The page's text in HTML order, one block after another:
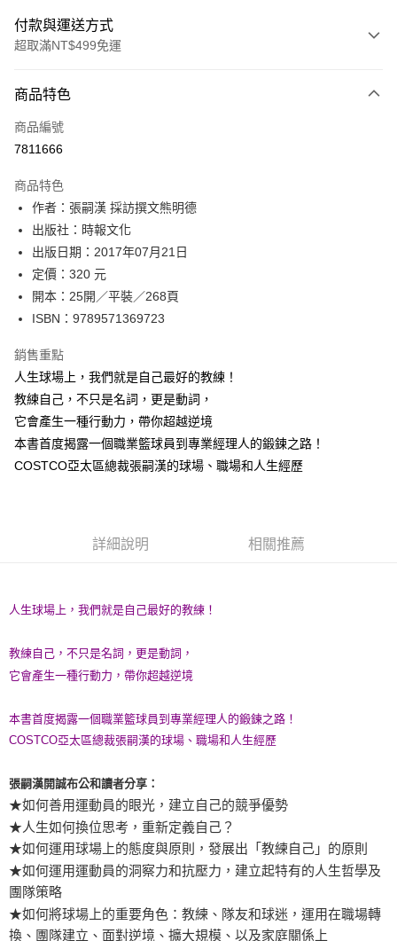
付款與運送方式
超取滿NT$499免運
信用卡一次付款
ATM付款
運送方式
付款後全家取貨
每筆NT$60，滿NT$499(含以上)免運費
付款後7-11取貨
每筆NT$60，滿NT$499(含以上)免運費
宅配
每筆NT$100，滿NT$499(含以上)免運費
商品特色
商品編號
7811666
商品特色
作者：張嗣漢 採訪撰文熊明德
出版社：時報文化
出版日期：2017年07月21日
定價：320 元
開本：25開／平裝／268頁
ISBN：9789571369723
銷售重點
人生球場上，我們就是自己最好的教練！
教練自己，不只是名詞，更是動詞，
它會產生一種行動力，帶你超越逆境
本書首度揭露一個職業籃球員到專業經理人的鍛鍊之路！
COSTCO亞太區總裁張嗣漢的球場、職場和人生經歷
詳細說明 相關推薦
人生球場上，我們就是自己最好的教練！
教練自己，不只是名詞，更是動詞，
它會產生一種行動力，帶你超越逆境
本書首度揭露一個職業籃球員到專業經理人的鍛鍊之路！
COSTCO亞太區總裁張嗣漢的球場、職場和人生經歷
張嗣漢開誠布公和讀者分享：
★如何善用運動員的眼光，建立自己的競爭優勢
★人生如何換位思考，重新定義自己？
★如何運用球場上的態度與原則，發展出「教練自己」的原則
★如何運用運動員的洞察力和抗壓力，建立起特有的人生哲學及
團隊策略
★如何將球場上的重要角色：教練、隊友和球迷，運用在職場轉
換、團隊建立、面對逆境、擴大規模、以及家庭關係上